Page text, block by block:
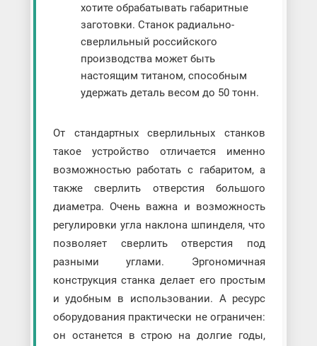
хотите обрабатывать габаритные
заготовки. Станок радиально-
сверлильный российского
производства может быть
настоящим титаном, способным
удержать деталь весом до 50 тонн.
От стандартных сверлильных станков
такое устройство отличается именно
возможностью работать с габаритом, а
также сверлить отверстия большого
диаметра. Очень важна и возможность
регулировки угла наклона шпинделя, что
позволяет сверлить отверстия под
разными углами. Эргономичная
конструкция станка делает его простым
и удобным в использовании. А ресурс
оборудования практически не ограничен:
он останется в строю на долгие годы,